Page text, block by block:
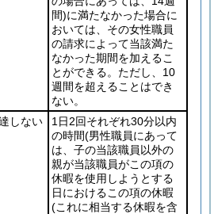
間)に満たなかった場合に
おいては、その女性職員
の請求によって当該満た
なかった期間を加えるこ
とができる。ただし、10
週間を超えることはでき
ない。
しない
1日2回それぞれ30分以内
の時間(男性職員にあって
は、子の当該職員以外の
親が当該職員がこの項の
休暇を使用しようとする
日におけるこの項の休暇
(これに相当する休暇を含